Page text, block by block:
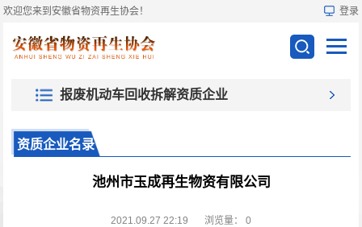
欢迎您来到安徽省物资再生协会！ 登录
报废机动车回收拆解资质企业
资质企业名录
池州市玉成再生物资有限公司
2021.09.27 22:19 浏览量： 0